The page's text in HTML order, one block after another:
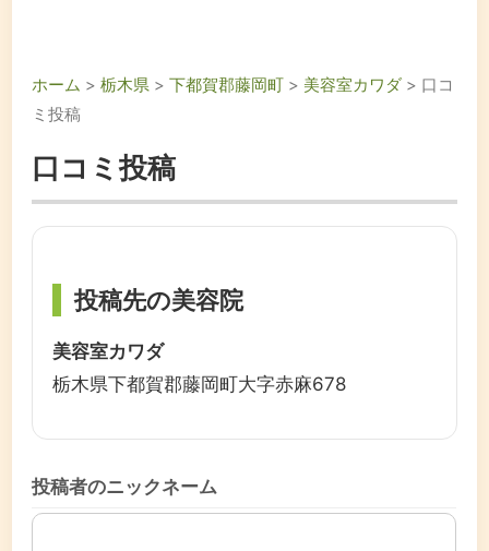
ホーム >栃木県 >下都賀郡藤岡町 > 美容室カワダ > 口コ
ミ投稿
口コミ投稿
投稿先の美容院
美容室カワダ
栃木県下都賀郡藤岡町大字赤麻678
投稿者のニックネーム